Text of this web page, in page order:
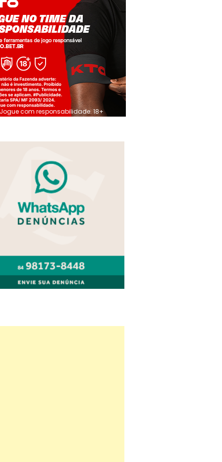
Jogue com responsabilidade. 18+